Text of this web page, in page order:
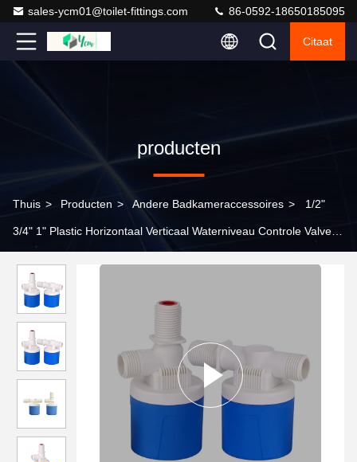
sales-ycm01@toilet-fittings.com 86-0592-18650185095
Citaat
producten
Thuis > Producten > Andere Badkameraccessoires > 1/2"
3/4" 1" Plastic Horizontaal Verticaal Waterniveau Controle Valve